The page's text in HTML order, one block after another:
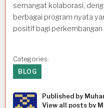
semangat kolaborasi,
berbagai program nyata
positif bagi
Categories:
BLOG
Published by
View all posts by